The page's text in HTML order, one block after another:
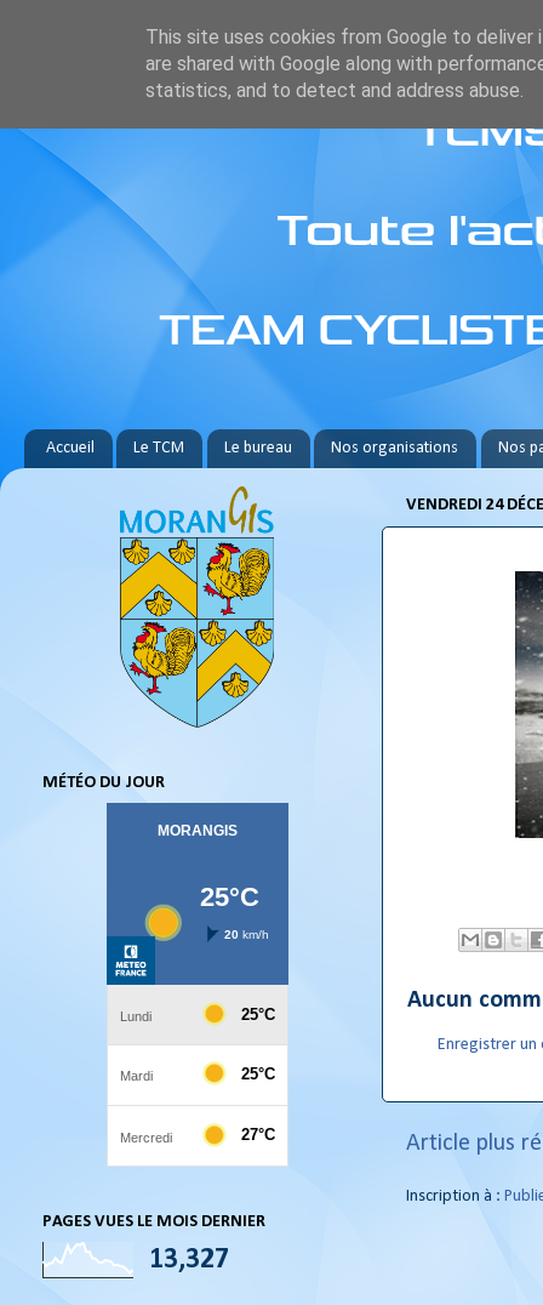
Accueil Le TCM Le bureau Nos organisations Nos
VENDREDI 24
Aucun
Enregistrer un
Article plus
Inscription à :
MÉTÉO DU JOUR
PAGES VUES LE MOIS DERNIER
13,327
This site uses cookies from Google to deliver
are shared with Google along with
statistics, and to detect and address abuse.